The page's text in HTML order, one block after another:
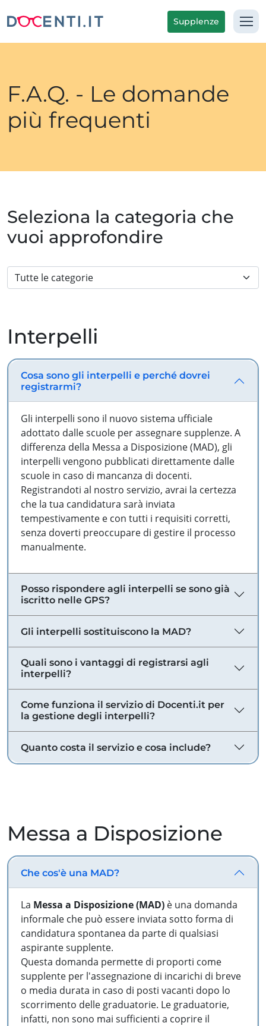
Supplenze
F.A.Q. - Le domande
più frequenti
Seleziona la categoria che
vuoi approfondire
Interpelli
Cosa sono gli interpelli e perché dovrei
registrarmi?
Gli interpelli sono il nuovo sistema ufficiale
adottato dalle scuole per assegnare supplenze. A
differenza della Messa a Disposizione (MAD), gli
interpelli vengono pubblicati direttamente dalle
scuole in caso di mancanza di docenti.
Registrandoti al nostro servizio, avrai la certezza
che la tua candidatura sarà inviata
tempestivamente e con tutti i requisiti corretti,
senza doverti preoccupare di gestire il processo
manualmente.
Posso rispondere agli interpelli se sono già
iscritto nelle GPS?
Gli interpelli sostituiscono la MAD?
Quali sono i vantaggi di registrarsi agli
interpelli?
Come funziona il servizio di Docenti.it per
la gestione degli interpelli?
Quanto costa il servizio e cosa include?
Messa a Disposizione
Che cos'è una MAD?
La Messa a Disposizione (MAD) è una domanda
informale che può essere inviata sotto forma di
candidatura spontanea da parte di qualsiasi
aspirante supplente.
Questa domanda permette di proporti come
supplente per l'assegnazione di incarichi di breve
o media durata in caso di posti vacanti dopo lo
scorrimento delle graduatorie. Le graduatorie,
infatti, non sono mai sufficienti a coprire il